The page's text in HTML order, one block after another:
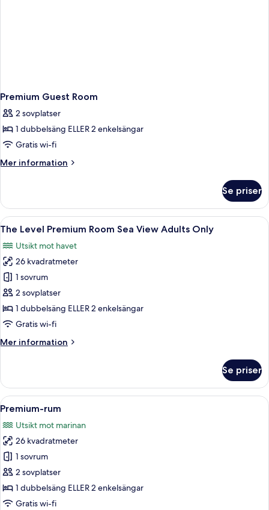
Premium Guest Room
2 sovplatser
1 dubbelsäng ELLER 2 enkelsängar
Gratis wi-fi
Mer information
Mer
Guest
Room
Se priser
Öppna
alla
foton
för
The
Level
Premium
Room
View
Ett hotellrum med en stor säng,
13
The Level Premium Room Sea View Adults Only
Utsikt mot havet
26 kvadratmeter
1 sovrum
2 sovplatser
1 dubbelsäng ELLER 2 enkelsängar
Gratis wi-fi
Mer information
Mer
Level
Premium
Room
View
Adults
Only
Se priser
Öppna
alla
foton
för
Premium-
rum
Ett hotellrum med en stor säng, ett
7
Premium-rum
Utsikt mot marinan
26 kvadratmeter
1 sovrum
2 sovplatser
1 dubbelsäng ELLER 2 enkelsängar
Gratis wi-fi